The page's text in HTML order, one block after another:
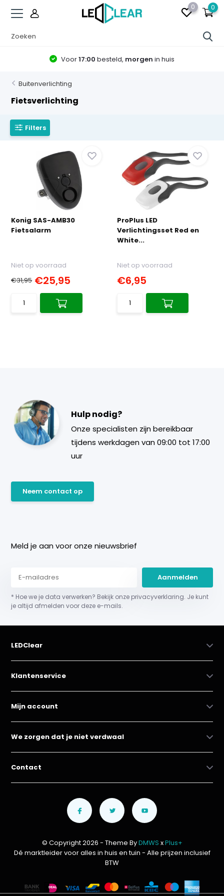
0 0
Voor17:00 besteld, morgen in huis
Buitenverlichting
Fietsverlichting
Filters
Konig SAS-AMB30
Fietsalarm
Niet op voorraad
€31,95 €25,95
ProPlus LED
Verlichtingsset Red en
White...
Niet op voorraad
€6,95
Hulp nodig?
Onze specialisten zijn bereikbaar
tijdens werkdagen van 09:00 tot 17:00
uur
Neem contact op
Meld je aan voor onze nieuwsbrief
Aanmelden
* Hoe we je data verwerken? Bekijk onze privacyverklaring. Je kunt
je altijd afmelden voor deze e-mails.
LEDClear
Klantenservice
Mijn account
We zorgen dat je niet verdwaal
Contact
© Copyright 2026 - Theme ByDMWS xPlus+
Dé marktleider voor alles in huis en tuin - Alle prijzen inclusief
BTW